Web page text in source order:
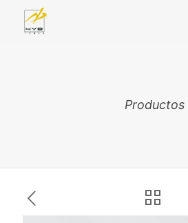
Productos